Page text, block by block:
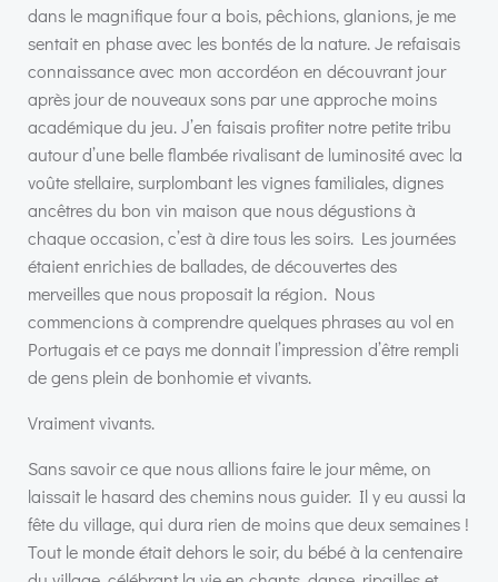
dans le magnifique four a bois, pêchions, glanions, je me
sentait en phase avec les bontés de la nature. Je refaisais
connaissance avec mon accordéon en découvrant jour
après jour de nouveaux sons par une approche moins
académique du jeu. J’en faisais profiter notre petite tribu
autour d’une belle flambée rivalisant de luminosité avec la
voûte stellaire, surplombant les vignes familiales, dignes
ancêtres du bon vin maison que nous dégustions à
chaque occasion, c’est à dire tous les soirs. Les journées
étaient enrichies de ballades, de découvertes des
merveilles que nous proposait la région. Nous
commencions à comprendre quelques phrases au vol en
Portugais et ce pays me donnait l’impression d’être rempli
de gens plein de bonhomie et vivants.
Vraiment vivants.
Sans savoir ce que nous allions faire le jour même, on
laissait le hasard des chemins nous guider. Il y eu aussi la
fête du village, qui dura rien de moins que deux semaines !
Tout le monde était dehors le soir, du bébé à la centenaire